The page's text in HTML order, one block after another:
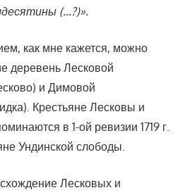
(…?)».
как мне кажется, можно
деревень Лесковой
и Димовой
Крестьяне Лесковы и
в 1-ой ревизии 1719 г.
Ундинской слободы.
Лесковых и